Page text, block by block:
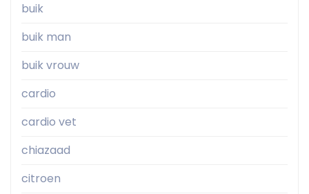
buik
buik man
buik vrouw
cardio
cardio vet
chiazaad
citroen